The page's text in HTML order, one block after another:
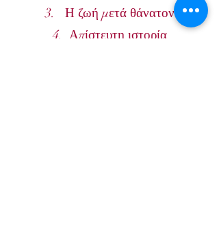
3. Η ζωή μετά θάνατον
4. Απίστευτη ιστορία